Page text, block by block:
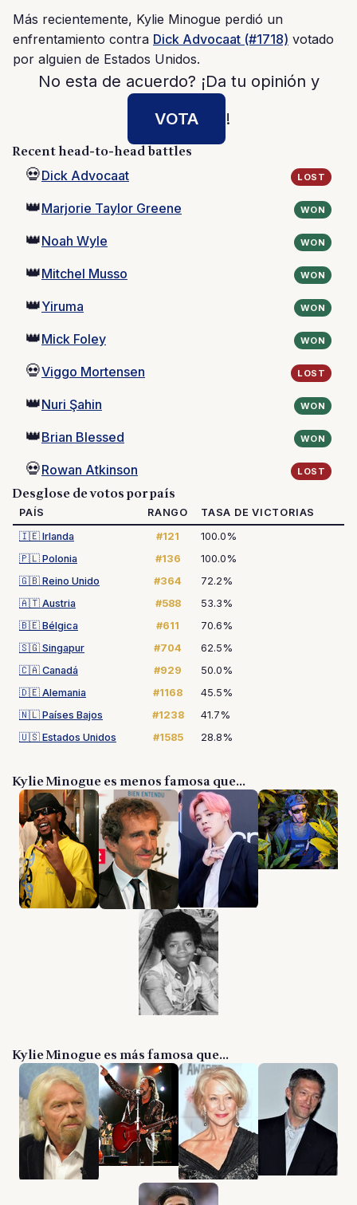
Más recientemente, Kylie Minogue perdió un
enfrentamiento contra Dick Advocaat (#1718) votado
por alguien de Estados Unidos.
No esta de acuerdo? ¡Da tu opinión y
VOTA
!
Recent head-to-head battles
💀Dick Advocaat LOST
👑Marjorie Taylor Greene WON
👑Noah Wyle WON
👑Mitchel Musso WON
👑Yiruma WON
👑Mick Foley WON
💀Viggo Mortensen LOST
👑Nuri Şahin WON
👑Brian Blessed WON
💀Rowan Atkinson LOST
Desglose de votos por país
PAÍS RANGO
TASA DE VICTORIAS
🇮🇪 Irlanda #121
100.0%
🇵🇱 Polonia #136
100.0%
🇬🇧 Reino Unido #364
72.2%
🇦🇹 Austria #588
53.3%
🇧🇪 Bélgica #611
70.6%
🇸🇬 Singapur #704
62.5%
🇨🇦 Canadá #929
50.0%
🇩🇪 Alemania #1168
45.5%
🇳🇱 Países Bajos #1238
41.7%
🇺🇸 Estados Unidos #1585 28.8%
Kylie Minogue es menos famosa que...
Kylie Minogue es más famosa que...